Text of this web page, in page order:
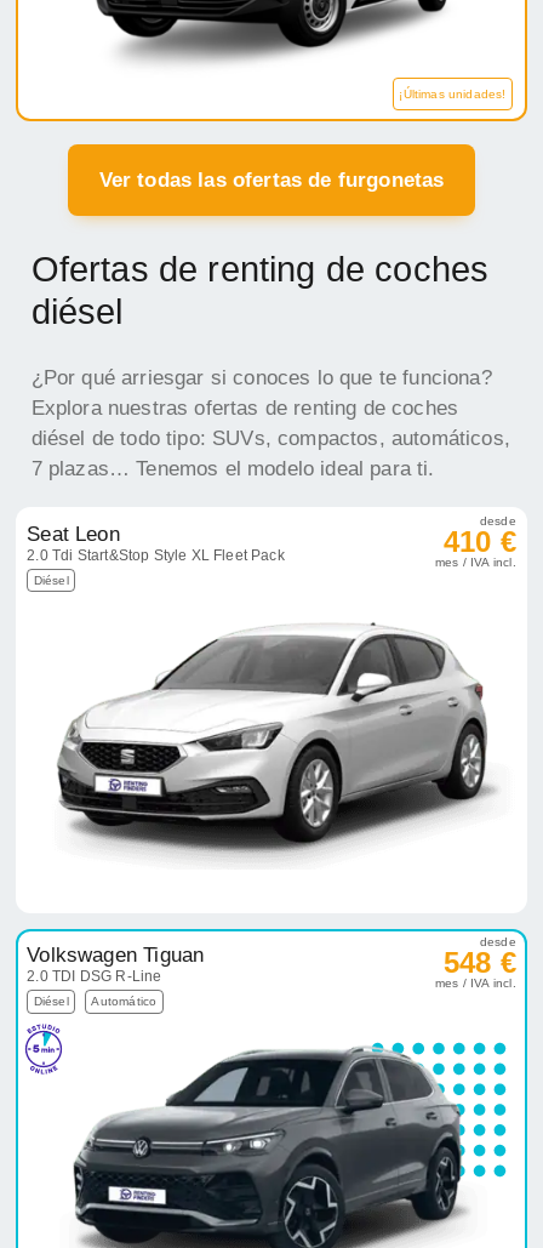
¡Últimas unidades!
Ver todas las ofertas de furgonetas
Ofertas de renting de coches
diésel
¿Por qué arriesgar si conoces lo que te funciona?
Explora nuestras ofertas de renting de coches
diésel de todo tipo: SUVs, compactos, automáticos,
7 plazas… Tenemos el modelo ideal para ti.
Seat Leon
2.0 Tdi Start&Stop Style XL Fleet Pack
Diésel
desde
410 €
mes / IVA incl.
Volkswagen Tiguan
2.0 TDI DSG R-Line
Diésel Automático
desde
548 €
mes / IVA incl.